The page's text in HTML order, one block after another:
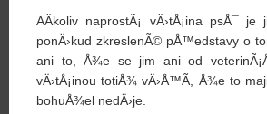
AÄkoliv naprostÃ¡ vÄ›tÅ¡ina psÅ¯
ponÄ›kud zkreslenÃ© pÅ™edstavy o
ani to, Å¾e se jim ani od
vÄ›tÅ¡inou totiÅ¾ vÄ›Å™Ã­, Å¾e to
bohuÅ¾el nedÄ›je.